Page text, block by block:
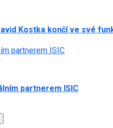
Kostka končí ve své
partnerem ISIC
partnerem ISIC